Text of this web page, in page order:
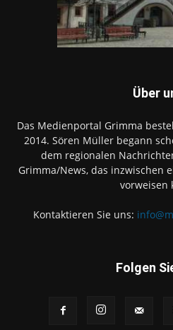
Über
Das Medienportal Grimma
2014. Sören Müller begann
dem regionalen
Grimma/News, das inzwischen
vorweisen
Kontaktieren Sie uns:
Folgen